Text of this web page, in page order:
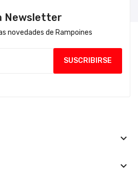
Newsletter
novedades de Rampoines
keyboard_arrow_down
keyboard_arrow_down